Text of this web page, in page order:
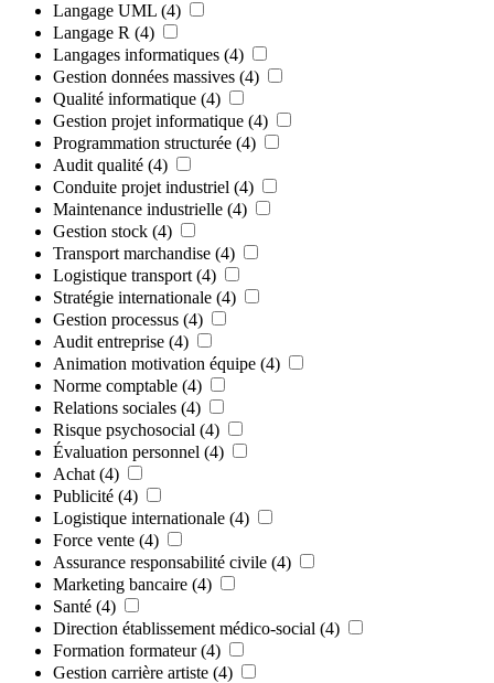
Langage UML (4)
Langage R (4)
Langages informatiques (4)
Gestion données massives (4)
Qualité informatique (4)
Gestion projet informatique (4)
Programmation structurée (4)
Audit qualité (4)
Conduite projet industriel (4)
Maintenance industrielle (4)
Gestion stock (4)
Transport marchandise (4)
Logistique transport (4)
Stratégie internationale (4)
Gestion processus (4)
Audit entreprise (4)
Animation motivation équipe (4)
Norme comptable (4)
Relations sociales (4)
Risque psychosocial (4)
Évaluation personnel (4)
Achat (4)
Publicité (4)
Logistique internationale (4)
Force vente (4)
Assurance responsabilité civile (4)
Marketing bancaire (4)
Santé (4)
Direction établissement médico-social (4)
Formation formateur (4)
Gestion carrière artiste (4)